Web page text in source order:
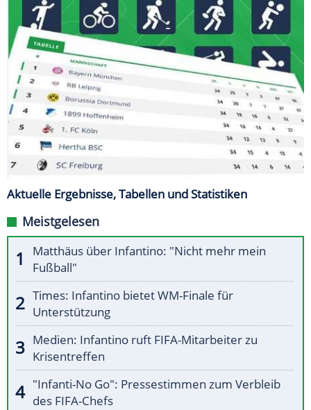
Aktuelle Ergebnisse, Tabellen und Statistiken
Meistgelesen
Matthäus über Infantino: "Nicht mehr mein
Fußball"
Times: Infantino bietet WM-Finale für
Unterstützung
Medien: Infantino ruft FIFA-Mitarbeiter zu
Krisentreffen
"Infanti-No Go": Pressestimmen zum Verbleib
des FIFA-Chefs